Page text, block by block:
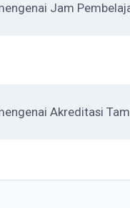
Jam
Akreditasi